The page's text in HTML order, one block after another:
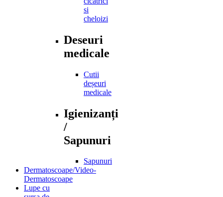
si
cheloizi
Deseuri
medicale
Cutii
deșeuri
medicale
Igienizanți
/
Sapunuri
Sapunuri
Dermatoscoape/Video-
Dermatoscoape
Lupe cu